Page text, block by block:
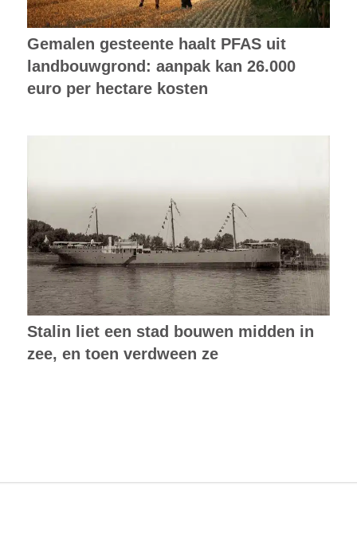
Gemalen gesteente haalt PFAS uit
landbouwgrond: aanpak kan 26.000
euro per hectare kosten
Stalin liet een stad bouwen midden in
zee, en toen verdween ze